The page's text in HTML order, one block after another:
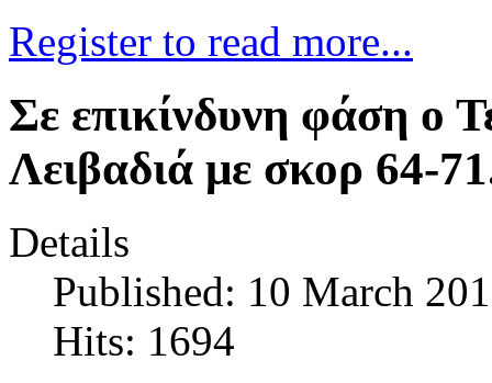
Register to read more...
Σε επικίνδυνη φάση ο
Λειβαδιά με σκορ 64-
Details
Published: 10 March
Hits: 1694